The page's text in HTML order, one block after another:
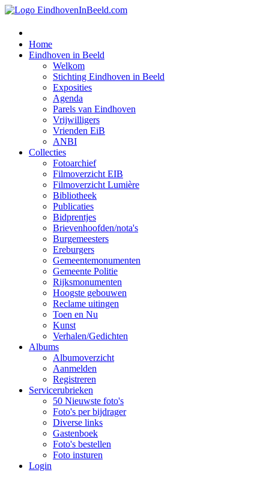
Home
Eindhoven in Beeld
Welkom
Stichting Eindhoven in Beeld
Exposities
Agenda
Parels van Eindhoven
Vrijwilligers
Vrienden EiB
ANBI
Collecties
Fotoarchief
Filmoverzicht EIB
Filmoverzicht Lumière
Bibliotheek
Publicaties
Bidprentjes
Brievenhoofden/nota's
Burgemeesters
Ereburgers
Gemeentemonumenten
Gemeente Politie
Rijksmonumenten
Hoogste gebouwen
Reclame uitingen
Toen en Nu
Kunst
Verhalen/Gedichten
Albums
Albumoverzicht
Aanmelden
Registreren
Servicerubrieken
50 Nieuwste foto's
Foto's per bijdrager
Diverse links
Gastenboek
Foto's bestellen
Foto insturen
Login